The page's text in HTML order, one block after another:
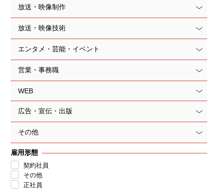
放送・映像制作
放送・映像技術
エンタメ・芸能・イベント
営業・事務職
WEB
広告・宣伝・出版
その他
雇用形態
契約社員
その他
正社員